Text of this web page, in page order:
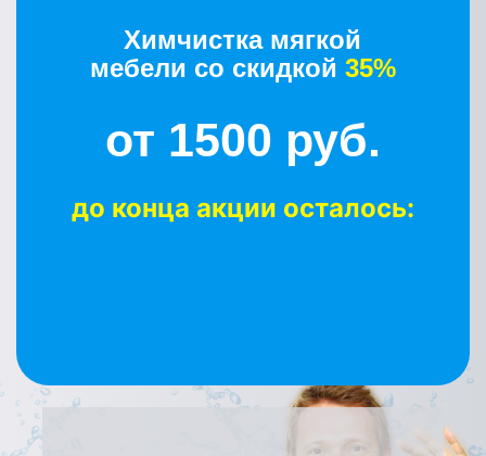
Химчистка мягкой
мебели со скидкой 35%
от 1500 руб.
до конца акции осталось: